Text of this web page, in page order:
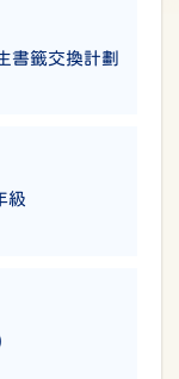
書籤交換計劃
級